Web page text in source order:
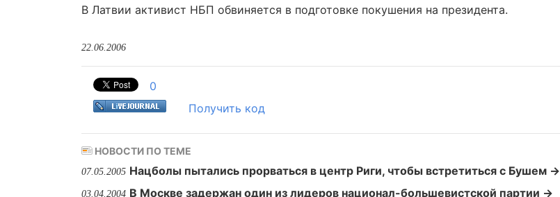
В Латвии активист НБП обвиняется в подготовке покушения на президента.
22.06.2006
0
Получить код
НОВОСТИ ПО ТЕМЕ
07.05.2005 Нацболы пытались прорваться в центр Риги, чтобы встретиться с Бушем →
03.04.2004 В Москве задержан один из лидеров национал-большевистской партии →